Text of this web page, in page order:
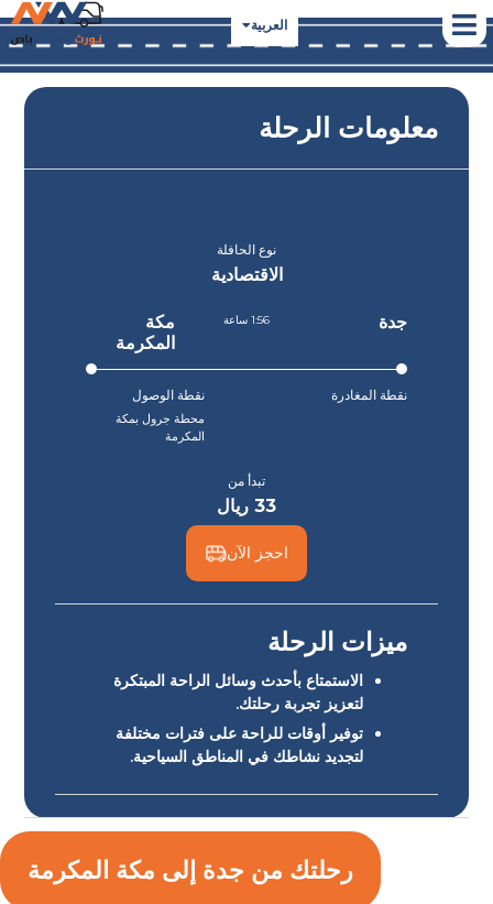
العربية
English
معلومات الرحلة
نوع الحافلة
الاقتصادية
جدة 1:56 ساعة
مكة
المكرمة
نقطة المغادرة نقطة الوصول
محطة جرول بمكة
المكرمة
تبدأ من
33 ريال
احجز الآن
ميزات الرحلة
الاستمتاع بأحدث وسائل الراحة المبتكرة
لتعزيز تجربة رحلتك.
توفير أوقات للراحة على فترات مختلفة
لتجديد نشاطك في المناطق السياحية.
رحلتك من جدة إلى مكة المكرمة